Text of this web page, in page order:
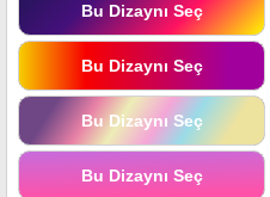
Bu Dizaynı Seç
Bu Dizaynı Seç
Bu Dizaynı Seç
Bu Dizaynı Seç